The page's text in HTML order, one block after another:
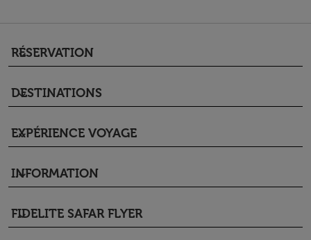
RÉSERVATION
keyboard_arrow_down
DESTINATIONS
keyboard_arrow_down
EXPÉRIENCE VOYAGE
keyboard_arrow_down
INFORMATION
keyboard_arrow_down
FIDELITE SAFAR FLYER
keyboard_arrow_down